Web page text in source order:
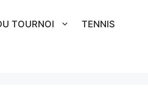
TOURNOI TENNIS